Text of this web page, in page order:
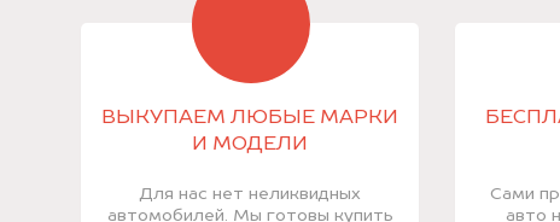
ВЫКУПАЕМ ЛЮБЫЕ МАРКИ
И МОДЕЛИ
Для нас нет неликвидных
автомобилей. Мы готовы купить
Сами
авто